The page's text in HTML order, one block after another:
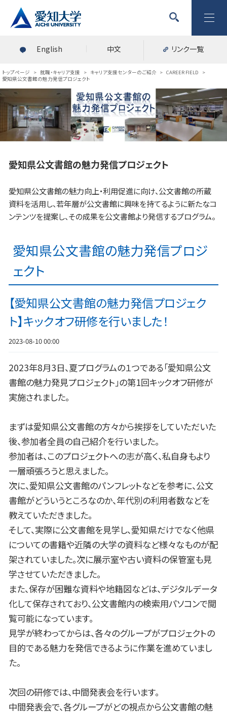
English 中文 リンク一覧
トップページ > 就職・キャリア支援 > キャリア支援センターのご紹介 > CAREER FIELD
>
愛知県公文書館の魅力発信プロジェクト
愛知県公文書館の魅力発信プロジェクト
愛知県公文書館の魅力向上・利用促進に向け、公文書館の所蔵
資料を活用し、若年層が公文書館に興味を持てるように新たなコ
ンテンツを提案し、その成果を公文書館より発信するプログラム。
愛知県公文書館の魅力発信プロジ
ェクト
【愛知県公文書館の魅力発信プロジェク
ト】キックオフ研修を行いました！
2023-08-10 00:00
2023年8月3日、夏プログラムの１つである「愛知県公文
書館の魅力発見プロジェクト」の第1回キックオフ研修が
実施されました。
まずは愛知県公文書館の方々から挨拶をしていただいた
後、参加者全員の自己紹介を行いました。
参加者は、このプロジェクトへの志が高く、私自身もより
一層頑張ろうと思えました。
次に、愛知県公文書館のパンフレットなどを参考に、公文
書館がどういうところなのか、年代別の利用者数などを
教えていただきました。
そして、実際に公文書館を見学し、愛知県だけでなく他県
についての書籍や近隣の大学の資料など様々なものが配
架されていました。次に展示室や古い資料の保管室も見
学させていただきました。
また、保存が困難な資料や地籍図などは、デジタルデータ
化して保存されており、公文書館内の検索用パソコンで閲
覧可能になっています。
見学が終わってからは、各々のグループがプロジェクトの
目的である魅力を発信できるように作業を進めていまし
た。
次回の研修では、中間発表会を行います。
中間発表会で、各グループがどの視点から公文書館の魅